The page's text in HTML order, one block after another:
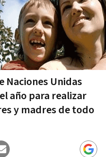
Naciones Unidas
año para realizar
y madres de todo